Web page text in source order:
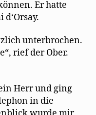
Er hatte
unterbrochen.
rief der Ober.
Herr und ging
in die